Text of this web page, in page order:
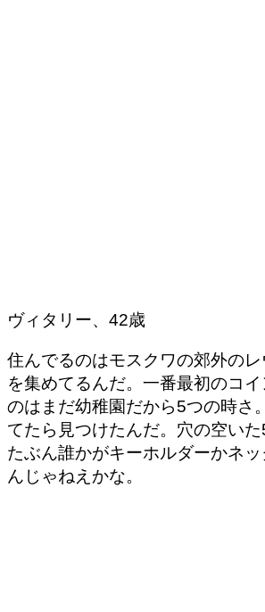
ヴィタリー、42歳
住んでるのはモスクワの郊外の
を集めてるんだ。一番最初のコ
のはまだ幼稚園だから5つの時さ
てたら見つけたんだ。穴の空いた
たぶん誰かがキーホルダーかネ
んじゃねえかな。